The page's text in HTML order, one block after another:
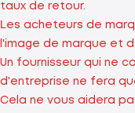
taux de retour.
Les acheteurs de
l'image de marque et
Un fournisseur qui ne
d'entreprise ne fera
Cela ne vous aidera